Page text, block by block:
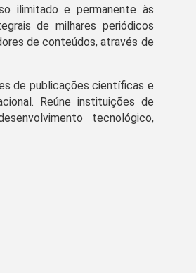
ilimitado e permanente às
de milhares periódicos
de conteúdos, através de
de publicações científicas e
Reúne instituições de
tecnológico,